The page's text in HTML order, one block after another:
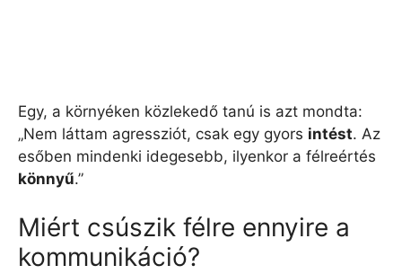
Egy, a környéken közlekedő tanú is azt mondta:
„Nem láttam agressziót, csak egy gyors intést. Az
esőben mindenki idegesebb, ilyenkor a félreértés
könnyű.”
Miért csúszik félre ennyire a
kommunikáció?